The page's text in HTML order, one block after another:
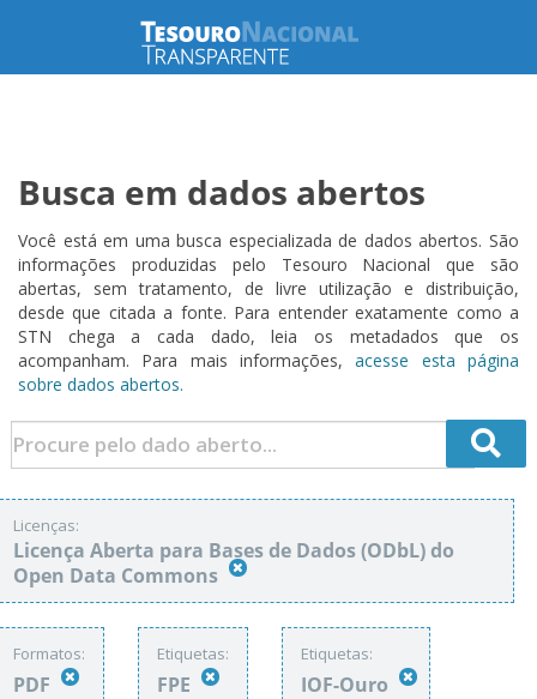
Busca em dados abertos
Você está em uma busca especializada de dados abertos. São
informações produzidas pelo Tesouro Nacional que são
abertas, sem tratamento, de livre utilização e distribuição,
desde que citada a fonte. Para entender exatamente como a
STN chega a cada dado, leia os metadados que os
acompanham. Para mais informações,acesse esta página
sobre dados abertos.
Licenças:
Licença Aberta para Bases de Dados (ODbL) do
Open Data Commons
Formatos:
PDF
Etiquetas:
FPE
Etiquetas:
IOF-Ouro